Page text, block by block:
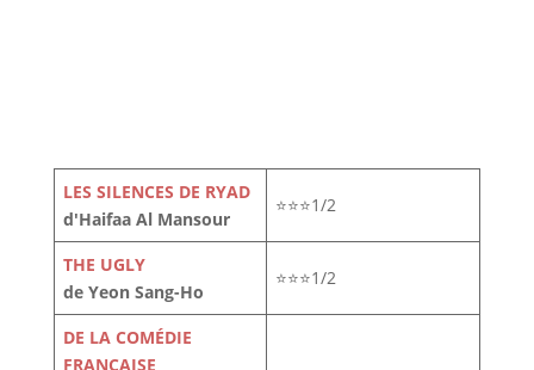
LES SILENCES DE RYAD
d'Haifaa Al Mansour
⭐⭐⭐1/2
THE UGLY
de Yeon Sang-Ho
⭐⭐⭐1/2
DE LA COMÉDIE
FRANÇAISE